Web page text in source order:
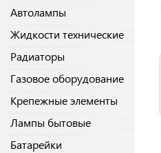
Автолампы
Жидкости технические
Радиаторы
Газовое оборудование
Крепежные элементы
Лампы бытовые
Батарейки